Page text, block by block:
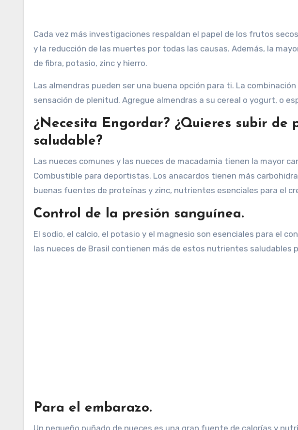
Cada vez más investigaciones respaldan el papel de los frutos secos en el control del peso, la salud del corazón
y la reducción de las muertes por todas las causas. Además, la
de fibra, potasio, zinc y hierro.
Las almendras pueden ser una buena opción para ti. La
sensación de plenitud. Agregue almendras a su cereal o yogurt, o
¿Necesita Engordar? ¿Quieres subir de
saludable?
Las nueces comunes y las nueces de macadamia tienen la mayor
Combustible para deportistas. Los anacardos tienen más
buenas fuentes de proteínas y zinc, nutrientes esenciales para el
Control de la presión sanguínea.
El sodio, el calcio, el potasio y el magnesio son esenciales para el
las nueces de Brasil contienen más de estos nutrientes saludables
Para el embarazo.